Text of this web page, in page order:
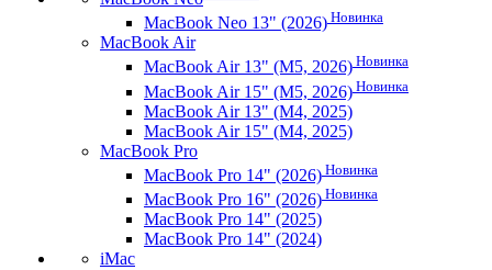
MacBook Neo 13" (2026) Новинка
MacBook Air
MacBook Air 13" (M5, 2026) Новинка
MacBook Air 15" (M5, 2026) Новинка
MacBook Air 13" (M4, 2025)
MacBook Air 15" (M4, 2025)
MacBook Pro
MacBook Pro 14" (2026) Новинка
MacBook Pro 16" (2026) Новинка
MacBook Pro 14" (2025)
MacBook Pro 14" (2024)
iMac